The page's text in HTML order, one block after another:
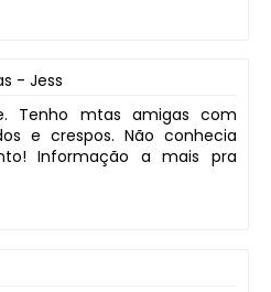
- Jess
Tenho mtas amigas com
e crespos. Não conhecia
Informação a mais pra